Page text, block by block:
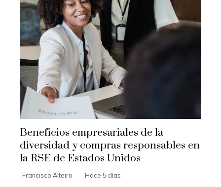
Beneficios empresariales de la
diversidad y compras responsables en
la RSE de Estados Unidos
Francisco Alteiro Hace 5 días